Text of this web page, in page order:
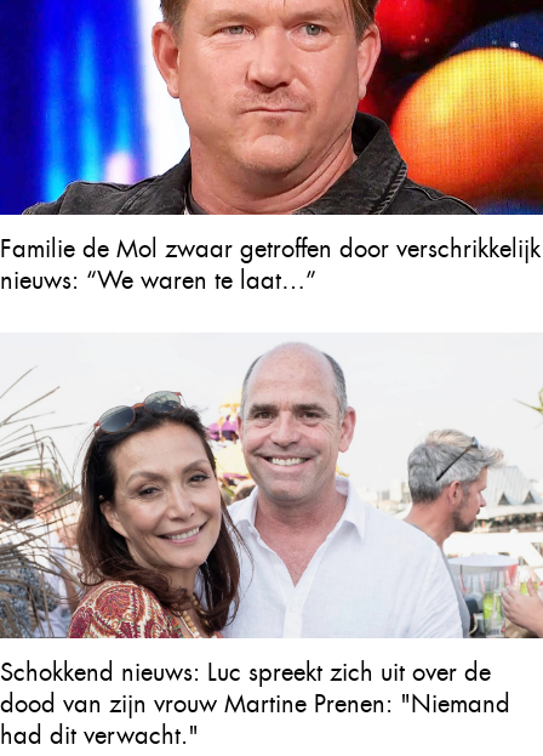
Familie de Mol zwaar getroffen door verschrikkelijk
nieuws: “We waren te laat…”
Schokkend nieuws: Luc spreekt zich uit over de
dood van zijn vrouw Martine Prenen: "Niemand
had dit verwacht."